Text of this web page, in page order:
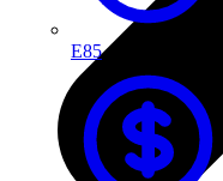
E85